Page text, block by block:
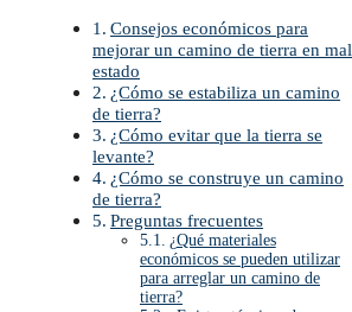
Consejos económicos para
mejorar un camino de tierra en mal
estado
¿Cómo se estabiliza un camino
de tierra?
¿Cómo evitar que la tierra se
levante?
¿Cómo se construye un camino
de tierra?
Preguntas frecuentes
¿Qué materiales
económicos se pueden utilizar
para arreglar un camino de
tierra?